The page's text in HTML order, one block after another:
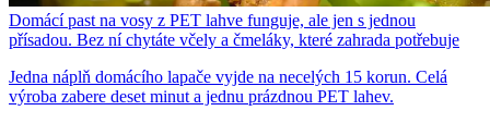
Domácí past na vosy z PET lahve funguje, ale jen s jednou
přísadou. Bez ní chytáte včely a čmeláky, které zahrada potřebuje
Jedna náplň domácího lapače vyjde na necelých 15 korun. Celá
výroba zabere deset minut a jednu prázdnou PET lahev.